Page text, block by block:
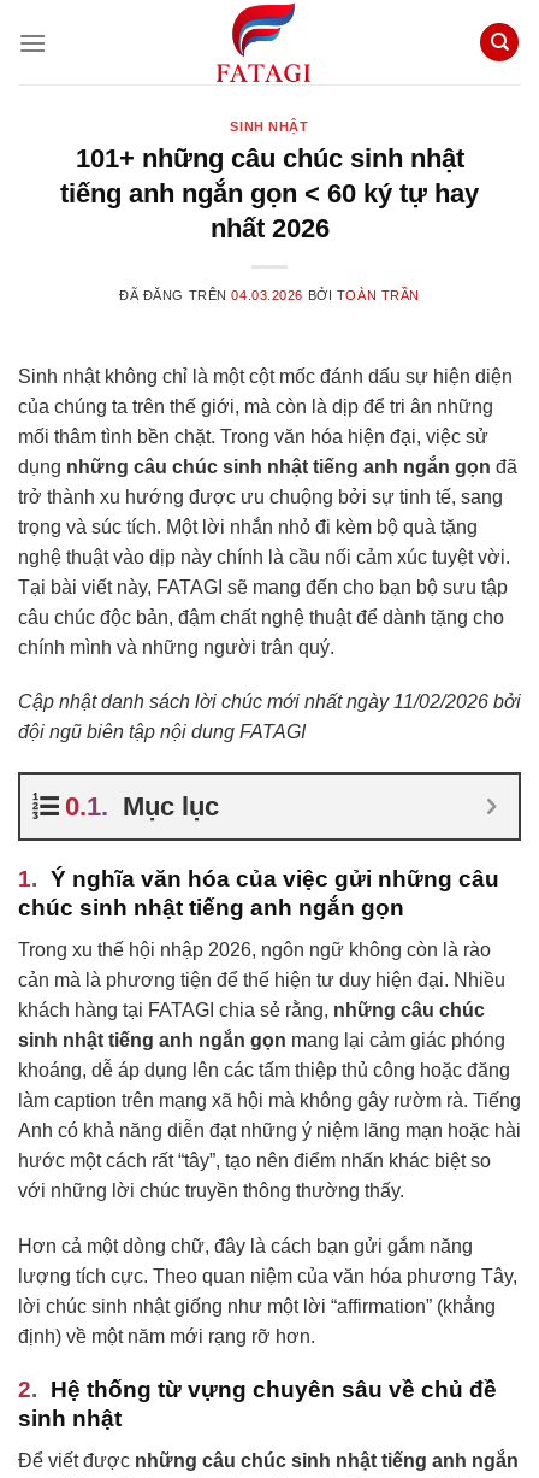
đến
SINH NHẬT
101+ những câu chúc sinh nhật
tiếng anh ngắn gọn < 60 ký tự hay
nhất 2026
ĐÃ ĐĂNG TRÊN04.03.2026 BỞI TOÀN TRẦN
Sinh nhật không chỉ là một cột mốc đánh dấu sự hiện diện
của chúng ta trên thế giới, mà còn là dịp để tri ân những
mối thâm tình bền chặt. Trong văn hóa hiện đại, việc sử
dụng những câu chúc sinh nhật tiếng anh ngắn gọn đã
trở thành xu hướng được ưu chuộng bởi sự tinh tế, sang
trọng và súc tích. Một lời nhắn nhỏ đi kèm bộ quà tặng
nghệ thuật vào dịp này chính là cầu nối cảm xúc tuyệt vời.
Tại bài viết này, FATAGI sẽ mang đến cho bạn bộ sưu tập
câu chúc độc bản, đậm chất nghệ thuật để dành tặng cho
chính mình và những người trân quý.
Cập nhật danh sách lời chúc mới nhất ngày 11/02/2026 bởi
đội ngũ biên tập nội dung FATAGI
Mục lục
Ý nghĩa văn hóa của việc gửi những câu
chúc sinh nhật tiếng anh ngắn gọn
Trong xu thế hội nhập 2026, ngôn ngữ không còn là rào
cản mà là phương tiện để thể hiện tư duy hiện đại. Nhiều
khách hàng tại FATAGI chia sẻ rằng, những câu chúc
sinh nhật tiếng anh ngắn gọn mang lại cảm giác phóng
khoáng, dễ áp dụng lên các tấm thiệp thủ công hoặc đăng
làm caption trên mạng xã hội mà không gây rườm rà. Tiếng
Anh có khả năng diễn đạt những ý niệm lãng mạn hoặc hài
hước một cách rất “tây”, tạo nên điểm nhấn khác biệt so
với những lời chúc truyền thông thường thấy.
Hơn cả một dòng chữ, đây là cách bạn gửi gắm năng
lượng tích cực. Theo quan niệm của văn hóa phương Tây,
lời chúc sinh nhật giống như một lời “affirmation” (khẳng
định) về một năm mới rạng rỡ hơn.
Hệ thống từ vựng chuyên sâu về chủ đề
sinh nhật
Để viết được những câu chúc sinh nhật tiếng anh ngắn